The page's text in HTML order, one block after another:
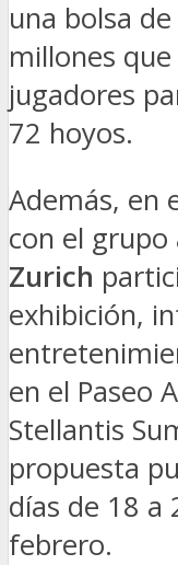
una bolsa
millones
jugadores
72 hoyos.
Además, en
con el
Zurich
exhibición,
en el Paseo
Stellantis
propuesta
días de 18 a
febrero.